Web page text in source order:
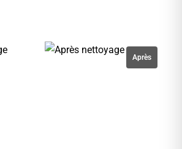
Après